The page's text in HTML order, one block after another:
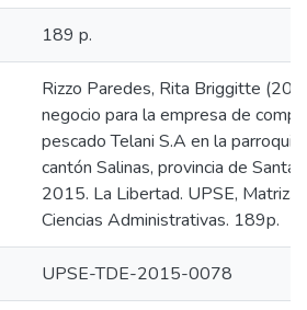
189 p.
Rizzo Paredes, Rita Briggitte
negocio para la empresa de
pescado Telani S.A en la
cantón Salinas, provincia de Santa
2015. La Libertad. UPSE, Matriz.
Ciencias Administrativas. 189p.
UPSE-TDE-2015-0078